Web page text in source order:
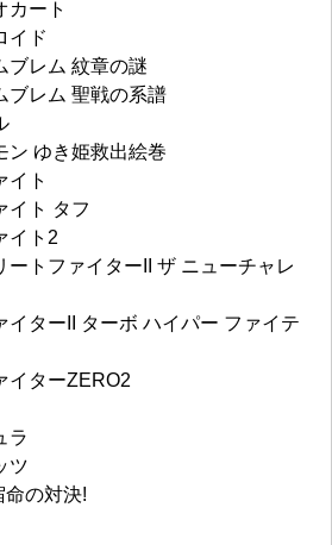
カート
イド
ブレム 紋章の謎
ブレム 聖戦の系譜
ン ゆき姫救出絵巻
イト
イト タフ
イト2
ートファイターII ザ ニューチャレ
イターII ターボ ハイパー ファイテ
イターZERO2
ラ
ツ
命の対決!